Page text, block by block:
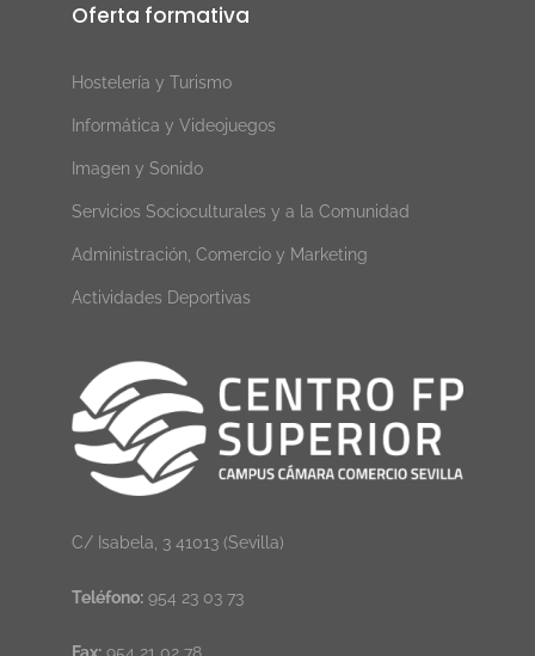
Oferta formativa
Hostelería y Turismo
Informática y Videojuegos
Imagen y Sonido
Servicios Socioculturales y a la Comunidad
Administración, Comercio y Marketing
Actividades Deportivas
C/ Isabela, 3 41013 (Sevilla)
Teléfono:954 23 03 73
Fax:954 21 02 78